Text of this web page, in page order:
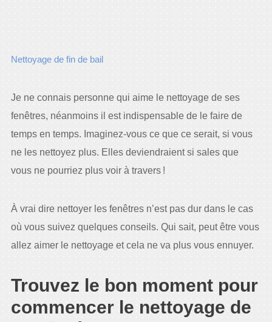
Nettoyage de fin de bail
Je ne connais personne qui aime le nettoyage de ses
fenêtres, néanmoins il est indispensable de le faire de
temps en temps. Imaginez-vous ce que ce serait, si vous
ne les nettoyez plus. Elles deviendraient si sales que
vous ne pourriez plus voir à travers !
À vrai dire nettoyer les fenêtres n’est pas dur dans le cas
où vous suivez quelques conseils. Qui sait, peut être vous
allez aimer le nettoyage et cela ne va plus vous ennuyer.
Trouvez le bon moment pour
commencer le nettoyage de